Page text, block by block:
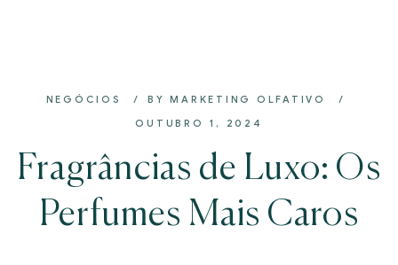
NEGÓCIOS BYMARKETING OLFATIVO
OUTUBRO 1, 2024
Fragrâncias de Luxo: Os
Perfumes Mais Caros